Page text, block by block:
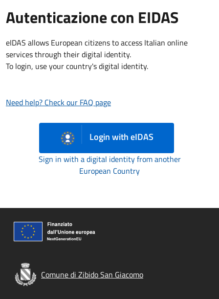
Autenticazione con EIDAS
eIDAS allows European citizens to access Italian online
services through their digital identity.
To login, use your country's digital identity.
Need help? Check our FAQ page
Login with eIDAS
Sign in with a digital identity from another
European Country
Comune di Zibido San Giacomo